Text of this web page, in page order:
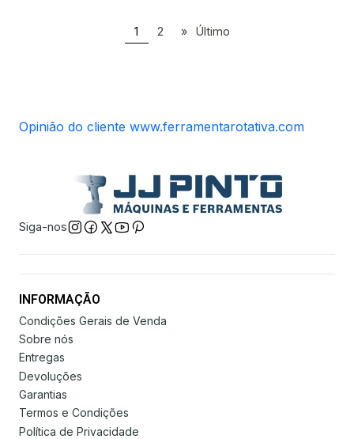
1 2 » Último
Opinião do cliente www.ferramentarotativa.com
Siga-nos
INFORMAÇÃO
Condições Gerais de Venda
Sobre nós
Entregas
Devoluções
Garantias
Termos e Condições
Política de Privacidade